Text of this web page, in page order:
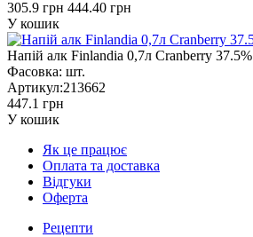
305.9 грн 444.40 грн
У кошик
Напій алк Finlandia 0,7л Cranberry 37.5%
Фасовка: шт.
Артикул:213662
447.1 грн
У кошик
Як це працює
Оплата та доставка
Відгуки
Оферта
Рецепти